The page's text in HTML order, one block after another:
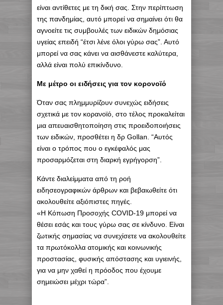
είναι αντίθετες με τη δική σας. Στην περίπτωση
της πανδημίας, αυτό μπορεί να σημαίνει ότι θα
αγνοείτε τις συμβουλές των ειδικών δημόσιας
υγείας επειδή “έτσι λένε όλοι γύρω σας”. Αυτό
μπορεί να σας κάνει να αισθάνεστε καλύτερα,
αλλά είναι πολύ επικίνδυνο.
Με μέτρο οι ειδήσεις για τον κορονοϊό
Όταν σας πλημμυρίζουν συνεχώς ειδήσεις
σχετικά με τον κορανοϊό, στο τέλος προκαλείται
μια απευαισθητοποίηση στις προειδοποιήσεις
των ειδικών, προσθέτει η δρ Gollan. “Αυτός
είναι ο τρόπος που ο εγκέφαλός μας
προσαρμόζεται στη διαρκή εγρήγορση”.
Κάντε διαλείμματα από τη ροή
ειδησεογραφικών άρθρων και βεβαιωθείτε ότι
ακολουθείτε αξιόπιστες πηγές.
«Η Κόπωση Προσοχής COVID-19 μπορεί να
θέσει εσάς και τους γύρω σας σε κίνδυνο. Είναι
ζωτικής σημασίας να συνεχίσετε να ακολουθείτε
τα πρωτόκολλα ατομικής και κοινωνικής
προστασίας, φυσικής απόστασης και υγιεινής,
για να μην χαθεί η πρόοδος που έχουμε
σημειώσει μέχρι τώρα”.